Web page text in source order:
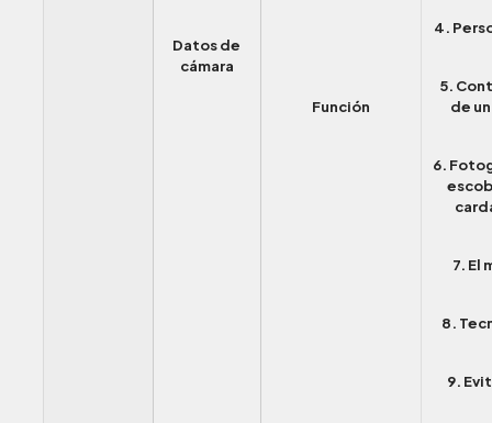
Datos de
cámara
Función
4.
5.
de
6.
7. El
8.
9.